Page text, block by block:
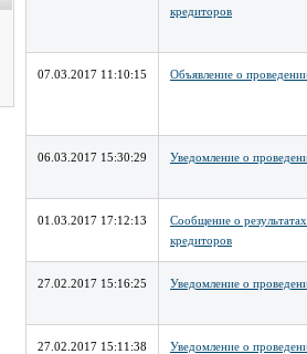
кредиторов
07.03.2017 11:10:15 Объявление о
06.03.2017 15:30:29 Уведомление о
01.03.2017 17:12:13
Сообщение о
кредиторов
27.02.2017 15:16:25 Уведомление о
27.02.2017 15:11:38 Уведомление о